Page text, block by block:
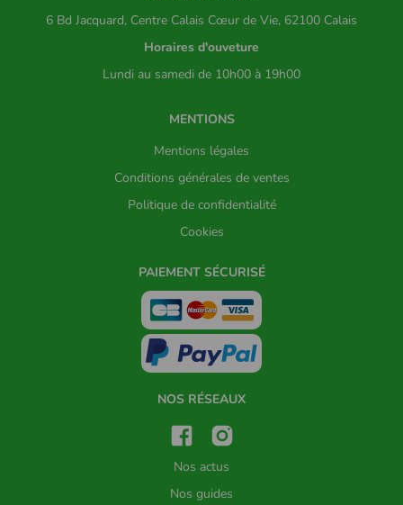
6 Bd Jacquard, Centre Calais Cœur de Vie, 62100 Calais
Horaires d'ouveture
Lundi au samedi de 10h00 à 19h00
MENTIONS
Mentions légales
Conditions générales de ventes
Politique de confidentialité
Cookies
PAIEMENT SÉCURISÉ
NOS RÉSEAUX
Nos actus
Nos guides